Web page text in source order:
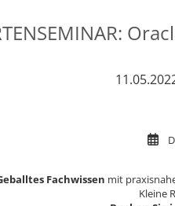
Fachwissen mit
Kleine